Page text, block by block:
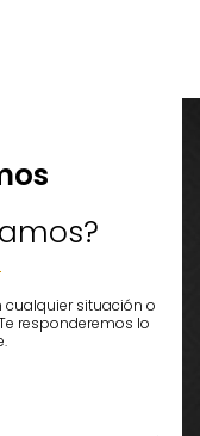
situación o
responderemos lo